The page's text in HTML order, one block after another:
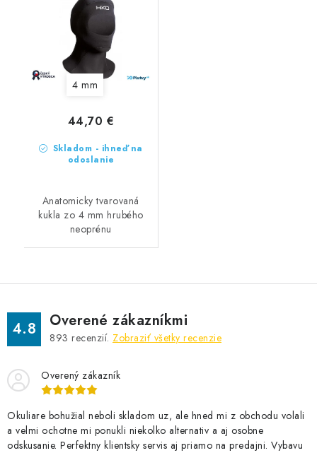
4 mm
Skladom - ihneď na
odoslanie
44,70 €
Anatomicky tvarovaná
kukla zo 4 mm hrubého
neoprénu
4.8 Overené zákazníkmi
893 recenzií. Zobraziť všetky recenzie
Overený zákazník
Okuliare bohužial neboli skladom uz, ale hned mi z obchodu volali
a velmi ochotne mi ponukli niekolko alternativ a aj osobne
odskusanie. Perfektny klientsky servis aj priamo na predajni. Vybavu